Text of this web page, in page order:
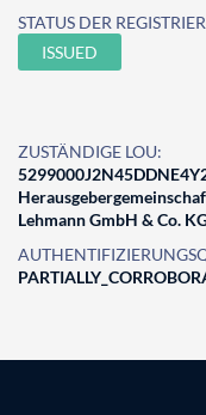
STATUS DER
ISSUED
ZUSTÄNDIGE LOU:
Lehmann GmbH & Co.